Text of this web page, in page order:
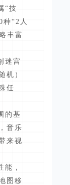
“技
“2人
丰富
迷宫
机）
任
的基
音乐
来视
能，
图移